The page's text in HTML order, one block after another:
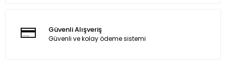
Güvenli Alışveriş
Güvenli ve kolay ödeme sistemi